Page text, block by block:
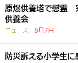
原爆供養塔で慰霊
供養会
ニュース 8月7日
防災訴える小学生